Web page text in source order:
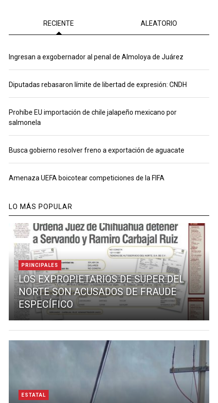
RECIENTE ALEATORIO
Ingresan a exgobernador al penal de Almoloya de Juárez
Diputadas rebasaron límite de libertad de expresión: CNDH
Prohíbe EU importación de chile jalapeño mexicano por
salmonela
Busca gobierno resolver freno a exportación de aguacate
Amenaza UEFA boicotear competiciones de la FIFA
LO MÁS POPULAR
PRINCIPALES
LOS EXPROPIETARIOS DE SUPER DEL
NORTE SON ACUSADOS DE FRAUDE
ESPECÍFICO
ESTATAL